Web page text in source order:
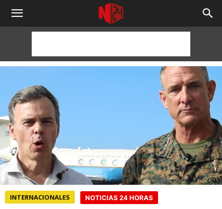
NOTICIAS
HORAS
INTERNACIONALES NOTICIAS 24 HORAS